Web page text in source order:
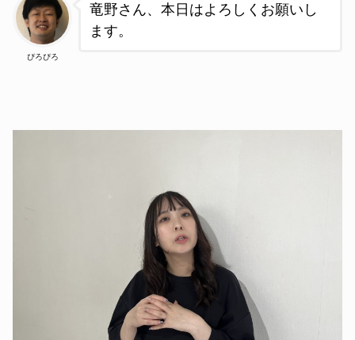
ぴろぴろ
竜野さん、本日はよろしくお願いし
ます。